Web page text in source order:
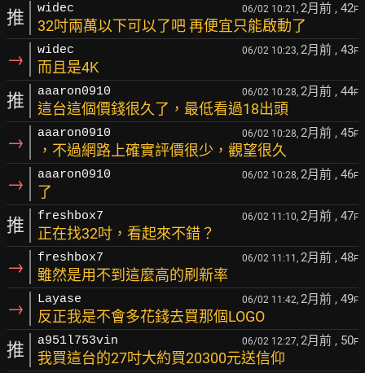
推 widec 06/02 10:21, 2月前 , 42F
32吋兩萬以下可以了吧 再便宜只能啟動了
→ widec 06/02 10:23, 2月前 , 43F
而且是4K
推 aaaron0910 06/02 10:28, 2月前 , 44F
這台這個價錢很久了，最低看過18出頭
→ aaaron0910 06/02 10:28, 2月前 , 45F
，不過網路上確實評價很少，觀望很久
→ aaaron0910 06/02 10:28, 2月前 , 46F
了
推 freshbox7 06/02 11:10, 2月前 , 47F
正在找32吋，看起來不錯？
→ freshbox7 06/02 11:11, 2月前 , 48F
雖然是用不到這麼高的刷新率
→ Layase 06/02 11:42, 2月前 , 49F
反正我是不會多花錢去買那個LOGO
推 a951l753vin 06/02 12:27, 2月前 , 50F
我買這台的27吋大約買20300元送信仰